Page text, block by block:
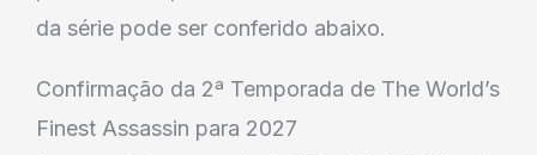
da série pode ser conferido abaixo.
Confirmação da 2ª Temporada de The World’s
Finest Assassin para 2027